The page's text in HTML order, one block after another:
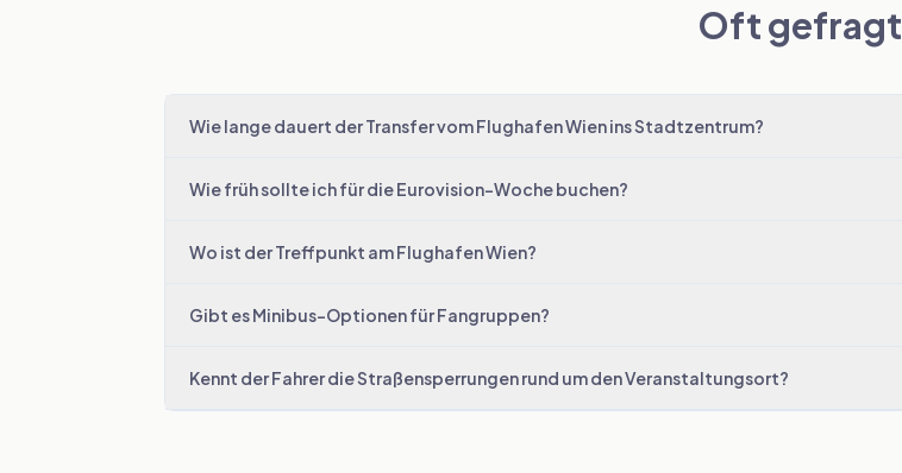
Oft gefragt
Wie lange dauert der Transfer vom Flughafen Wien ins Stadtzentrum?
Wie früh sollte ich für die Eurovision-Woche buchen?
Wo ist der Treffpunkt am Flughafen Wien?
Gibt es Minibus-Optionen für Fangruppen?
Kennt der Fahrer die Straßensperrungen rund um den Veranstaltungsort?